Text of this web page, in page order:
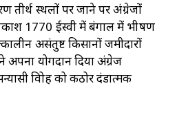
तीर्थ स्थलों पर जाने पर अंग्रेजों
आकाश 1770 ईस्वी में बंगाल में भीषण
असंतुष्ट किसानों जमीदारों
योगदान दिया अंग्रेज
विद्रोह को कठोर दंडात्मक